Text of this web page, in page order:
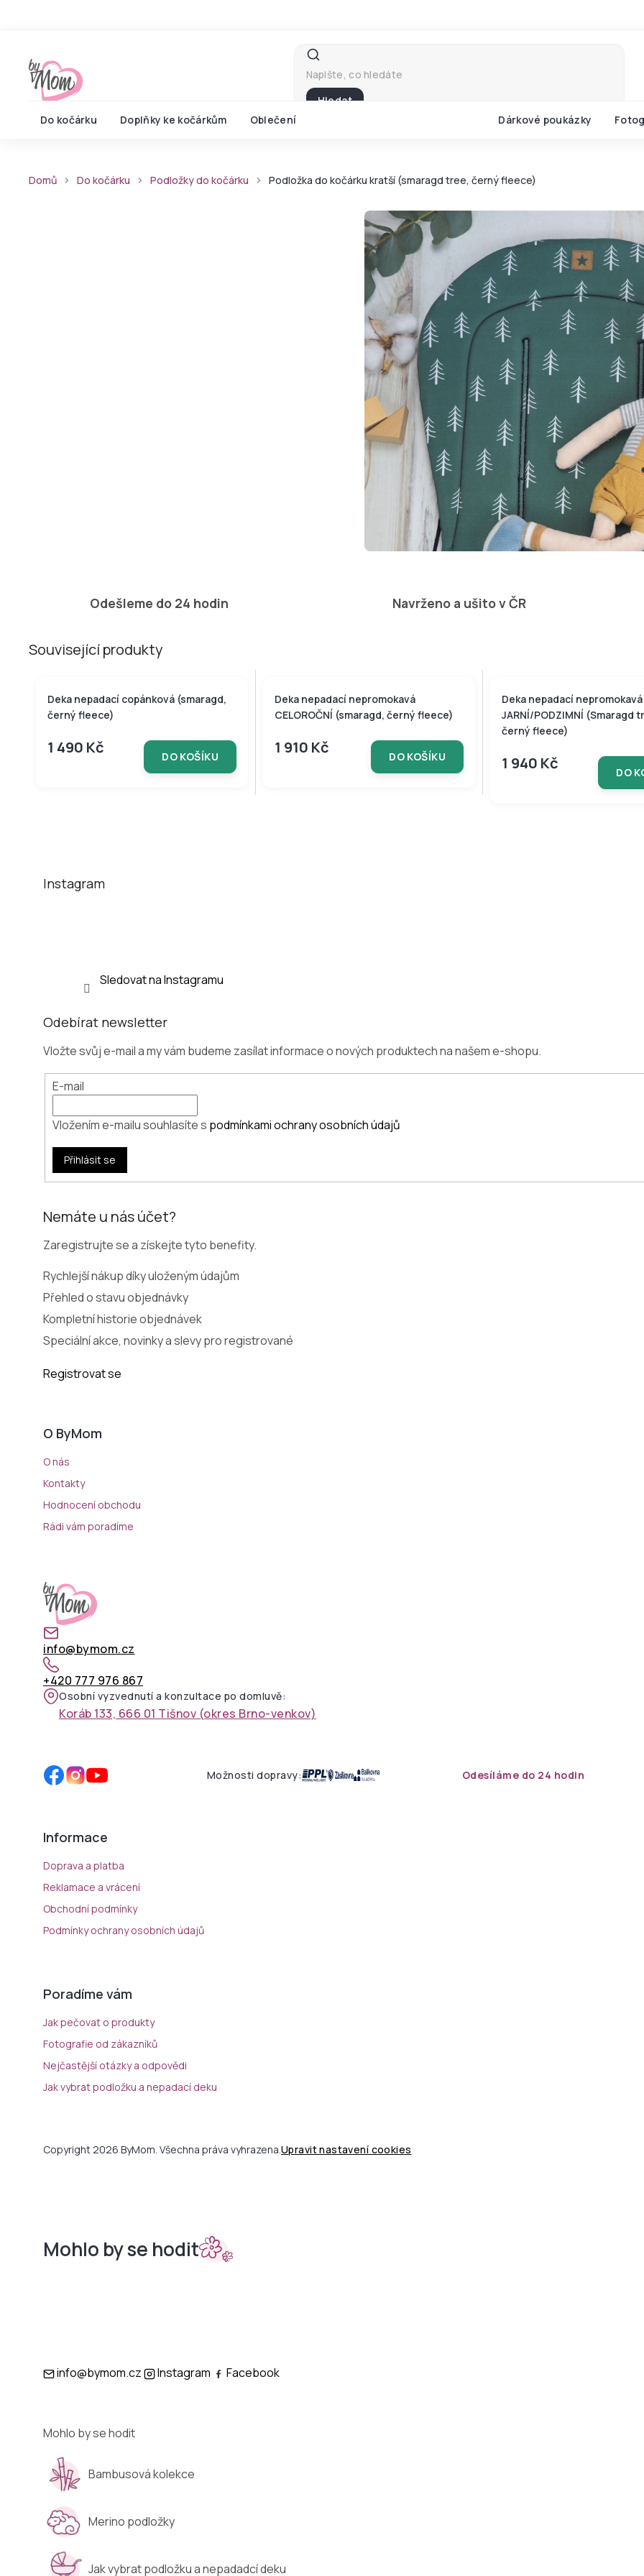
Hledat
Do kočárku Doplňky ke kočárkům Oblečení Dárkové poukázky
Domů Do kočárku Podložky do kočárku Podložka do kočárku kratší (smaragd tree, černý fleece)
Odešleme do 24 hodin Navrženo a ušito v ČR
Související produkty
Deka nepadací copánková (smaragd,
černý fleece)
1 490 Kč DO KOŠÍKU
Deka nepadací nepromokavá
CELOROČNÍ (smaragd, černý fleece)
1 910 Kč DO KOŠÍKU
Deka nepadací nepromokavá
JARNÍ/PODZIMNÍ (Smaragd
černý fleece)
1 940 Kč DO
Instagram
Sledovat na Instagramu
Odebírat newsletter
Vložte svůj e-mail a my vám budeme zasílat informace o nových produktech na našem e-shopu.
E-mail
Vložením e-mailu souhlasíte s podmínkami ochrany osobních údajů
Přihlásit se
Nemáte u nás účet?
Zaregistrujte se a získejte tyto benefity.
Rychlejší nákup díky uloženým údajům
Přehled o stavu objednávky
Kompletní historie objednávek
Speciální akce, novinky a slevy pro registrované
Registrovat se
O ByMom
O nás
Kontakty
Hodnocení obchodu
Rádi vám poradíme
info@bymom.cz
+420 777 976 867
Osobní vyzvednutí a konzultace po domluvě:
Koráb 133, 666 01 Tišnov (okres Brno-venkov)
Možnosti dopravy: Odesíláme do 24 hodin
Informace
Doprava a platba
Reklamace a vrácení
Obchodní podmínky
Podmínky ochrany osobních údajů
Poradíme vám
Jak pečovat o produkty
Fotografie od zákazníků
Nejčastější otázky a odpovědi
Jak vybrat podložku a nepadací deku
Copyright 2026 ByMom. Všechna práva vyhrazena.Upravit nastavení cookies
Mohlo by se hodit
info@bymom.cz Instagram Facebook
Mohlo by se hodit
Bambusová kolekce
Merino podložky
Jak vybrat podložku a nepadadcí deku